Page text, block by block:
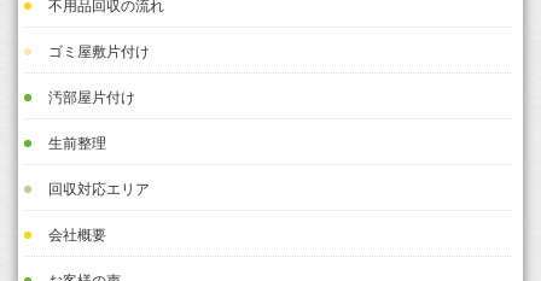
不用品回収の流れ
ゴミ屋敷片付け
汚部屋片付け
生前整理
回収対応エリア
会社概要